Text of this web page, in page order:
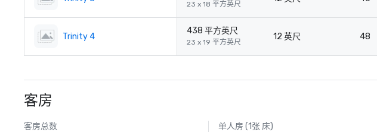
23 x 18 平方英尺
Trinity 4
438 平方英尺
23 x 19 平方英尺
12 英尺 48
客房
客房总数
单人房 (1张 床)